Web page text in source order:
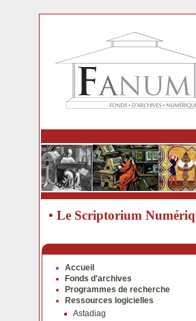
• Le Scriptorium
Accueil
Fonds d'archives
Programmes de recherche
Ressources logicielles
Astadiag